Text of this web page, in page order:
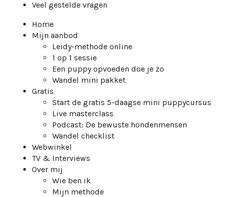
Veel gestelde vragen
Home
Mijn aanbod
Leidy-methode online
1 op 1 sessie
Een puppy opvoeden doe je zo
Wandel mini pakket
Gratis
Start de gratis 5-daagse mini puppycursus
Live masterclass
Podcast: De bewuste hondenmensen
Wandel checklist
Webwinkel
TV & Interviews
Over mij
Wie ben ik
Mijn methode